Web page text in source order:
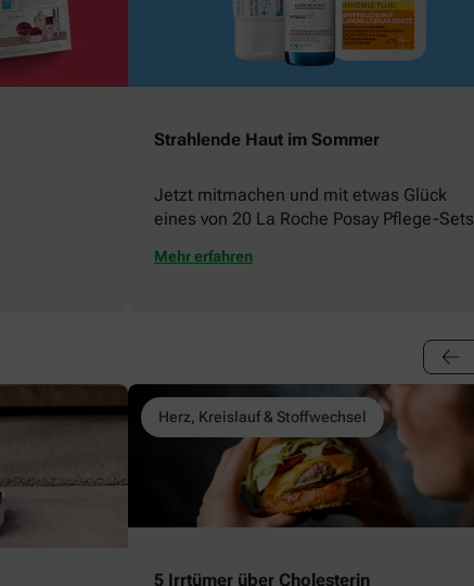
Strahlende Haut im Sommer
Jetzt mitmachen und mit etwas Glück
eines von 20 La Roche Posay Pflege-Sets
Mehr erfahren
Herz, Kreislauf & Stoffwechsel
5 Irrtümer über Cholesterin